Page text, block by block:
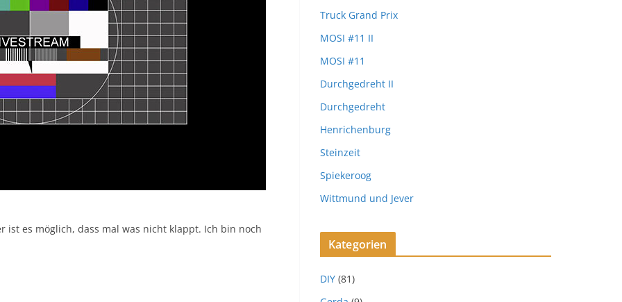
ist es möglich, dass mal was nicht klappt. Ich bin noch
Truck Grand Prix
MOSI #11 II
MOSI #11
Durchgedreht II
Durchgedreht
Henrichenburg
Steinzeit
Spiekeroog
Wittmund und Jever
Kategorien
DIY (81)